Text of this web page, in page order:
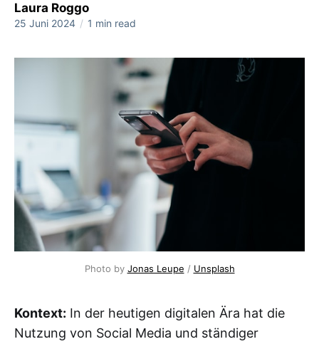
Laura Roggo
25 Juni 2024 / 1 min read
Photo by Jonas Leupe / Unsplash
Kontext: In der heutigen digitalen Ära hat die
Nutzung von Social Media und ständiger